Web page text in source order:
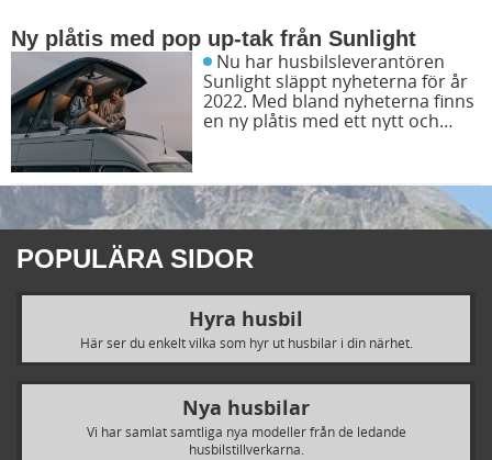
nu!
Ny plåtis med pop up-tak från Sunlight
Sunlight släppt nyheterna för år
2022. Med bland nyheterna finns
en ny plåtis med ett nytt och
POPULÄRA SIDOR
Hyra husbil
Här ser du enkelt vilka som hyr ut husbilar i din närhet.
Nya husbilar
Vi har samlat samtliga nya modeller från de ledande
husbilstillverkarna.